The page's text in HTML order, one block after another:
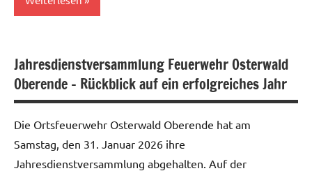
Jahresdienstversammlung Feuerwehr Osterwald
Oberende – Rückblick auf ein erfolgreiches Jahr
Die Ortsfeuerwehr Osterwald Oberende hat am
Samstag, den 31. Januar 2026 ihre
Jahresdienstversammlung abgehalten. Auf der